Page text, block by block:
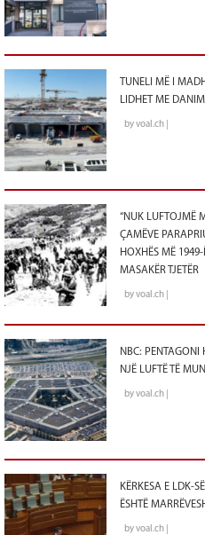
TUNELI MË I
LIDHET ME
by voal.ch |
“NUK LUFTOJMË
ÇAMËVE
HOXHËS MË
MASAKËR TJETËR
by voal.ch |
NBC: PENTAGONI
NJË LUFTË TË
by voal.ch |
KËRKESA E LDK-
ËSHTË
by voal.ch |